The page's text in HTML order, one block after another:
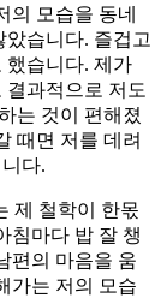
의 모습을 동네
습니다. 즐겁고
했습니다. 제가
과적으로 저도
는 것이 편해졌
때면 저를 데려
다.
제 철학이 한몫
침마다 밥 잘 챙
편의 마음을 움
가는 저의 모습